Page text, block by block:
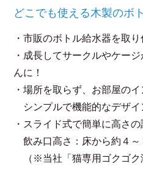
どこでも使える木製のボ
・市販のボトル給水器を取
・成長してサークルやケー
んに！
・場所を取らず、お部屋の
シンプルで機能的なデザイ
・スライド式で簡単に高さの
飲み口高さ：床から約４～
（※当社「猫専用ゴクゴク